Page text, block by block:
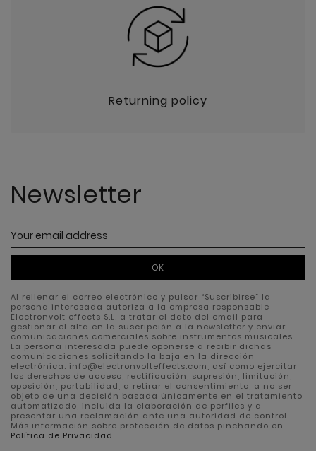
Newsletter
OK
Returning policy
Al rellenar el correo electrónico y pulsar “Suscribirse” la
persona interesada autoriza a la empresa responsable
Electronvolt effects S.L. a tratar el dato del email para
gestionar el alta en la suscripción a la newsletter y enviar
comunicaciones comerciales sobre instrumentos musicales.
La persona interesada puede oponerse a recibir dichas
comunicaciones solicitando la baja en la dirección
electrónica: info@electronvolteffects.com, así como ejercitar
los derechos de acceso, rectificación, supresión, limitación,
oposición, portabilidad, a retirar el consentimiento, a no ser
objeto de una decisión basada únicamente en el tratamiento
automatizado, incluida la elaboración de perfiles y a
presentar una reclamación ante una autoridad de control.
Más información sobre protección de datos pinchando en
Política de Privacidad